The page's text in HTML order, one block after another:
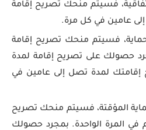
فسيتم منحك تصريح إقامة
عامين في كل مرة.
فسيتم منحك تصريح إقامة
حصولك على تصريح إقامة لمدة
إقامتك لمدة تصل إلى عامين في
المؤقتة، فسيتم منحك تصريح
في المرة الواحدة. بمجرد حصولك